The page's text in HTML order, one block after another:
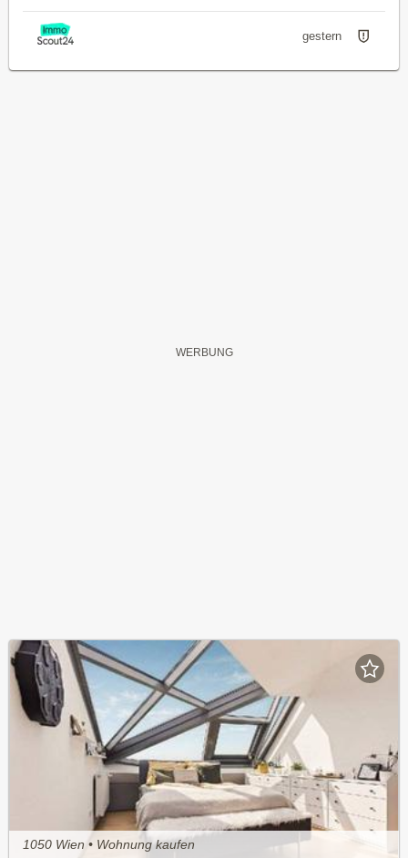
gestern
1050 Wien • Wohnung kaufen